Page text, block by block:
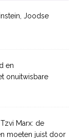
Joodse
en
onuitwisbare
Marx: de
moeten juist door